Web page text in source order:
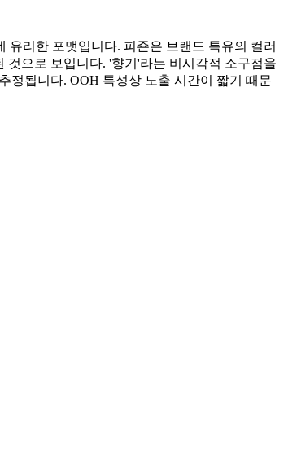
리한 포맷입니다. 피죤은 브랜드 특유의 컬러
으로 보입니다. '향기'라는 비시각적 소구점을
정됩니다. OOH 특성상 노출 시간이 짧기 때문